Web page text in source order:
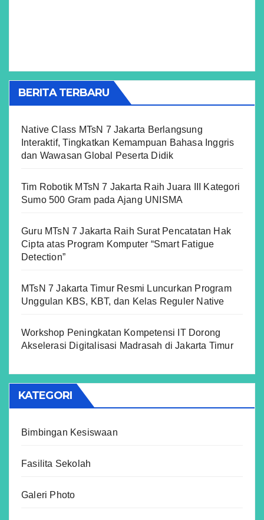
BERITA TERBARU
Native Class MTsN 7 Jakarta Berlangsung
Interaktif, Tingkatkan Kemampuan Bahasa Inggris
dan Wawasan Global Peserta Didik
Tim Robotik MTsN 7 Jakarta Raih Juara III Kategori
Sumo 500 Gram pada Ajang UNISMA
Guru MTsN 7 Jakarta Raih Surat Pencatatan Hak
Cipta atas Program Komputer “Smart Fatigue
Detection”
MTsN 7 Jakarta Timur Resmi Luncurkan Program
Unggulan KBS, KBT, dan Kelas Reguler Native
Workshop Peningkatan Kompetensi IT Dorong
Akselerasi Digitalisasi Madrasah di Jakarta Timur
KATEGORI
Bimbingan Kesiswaan
Fasilita Sekolah
Galeri Photo